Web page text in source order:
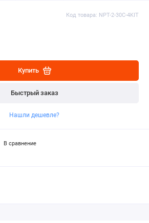
Код товара: NPT-2-30C-4KIT
Купить
Быстрый заказ
Нашли дешевле?
В сравнение